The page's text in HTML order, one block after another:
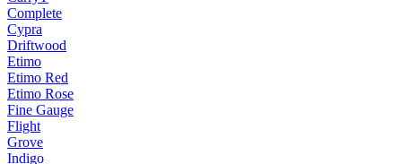
Complete
Cypra
Driftwood
Etimo
Etimo Red
Etimo Rose
Fine Gauge
Flight
Grove
Indigo